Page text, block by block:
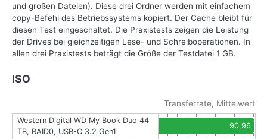
und großen Dateien). Diese drei Ordner werden mit einfachem
copy-Befehl des Betriebssystems kopiert. Der Cache bleibt für
diesen Test eingeschaltet. Die Praxistests zeigen die Leistung
der Drives bei gleichzeitigen Lese- und Schreiboperationen. In
allen drei Praxistests beträgt die Größe der Testdatei 1 GB.
ISO
Transferrate, Mittelwert
Western Digital WD My Book Duo 44
TB, RAID0, USB-C 3.2 Gen1
90,96